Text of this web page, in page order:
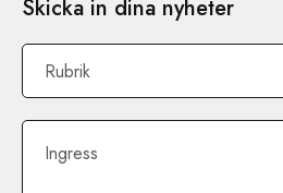
Skicka in dina nyheter
Rubrik
Ingress